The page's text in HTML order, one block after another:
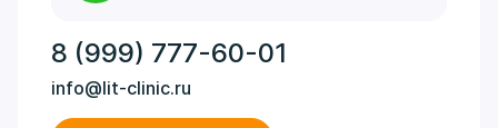
8 (999) 777-60-01
info@lit-clinic.ru